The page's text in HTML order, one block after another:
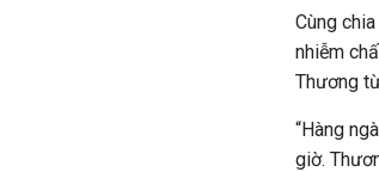
Cùng
nhiễm
Thương
“Hàng
giờ.